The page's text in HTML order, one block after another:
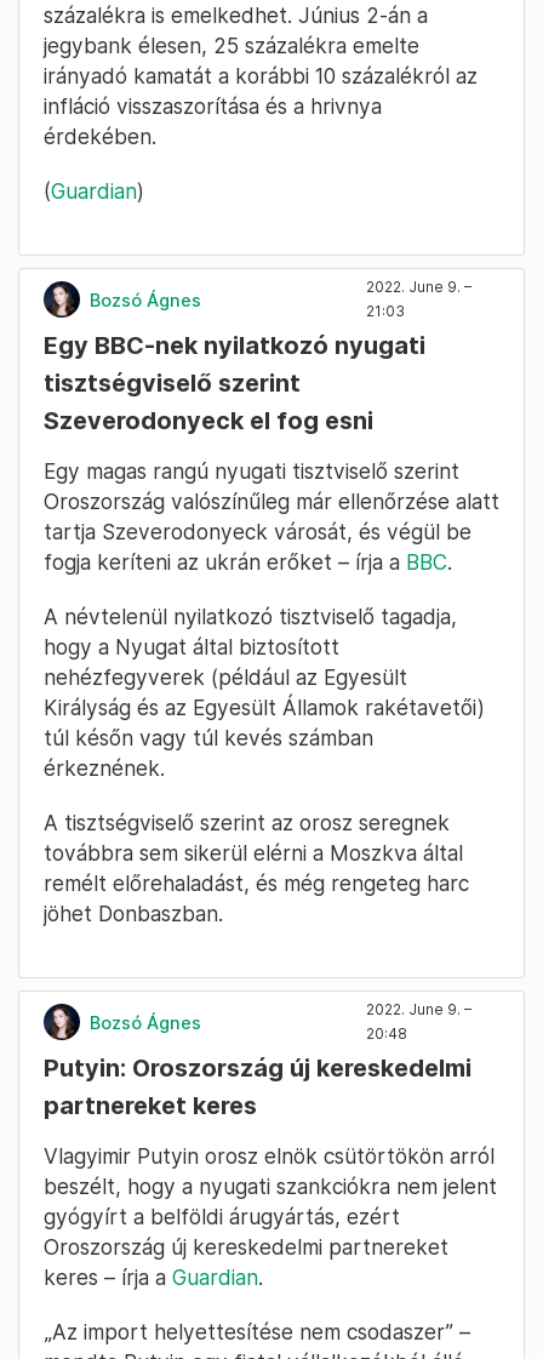
százalékra is emelkedhet. Június 2-án a
jegybank élesen, 25 százalékra emelte
irányadó kamatát a korábbi 10 százalékról az
infláció visszaszorítása és a hrivnya
érdekében.
(Guardian)
Bozsó Ágnes
2022. June 9. –
21:03
Egy BBC-nek nyilatkozó nyugati
tisztségviselő szerint
Szeverodonyeck el fog esni
Egy magas rangú nyugati tisztviselő szerint
Oroszország valószínűleg már ellenőrzése alatt
tartja Szeverodonyeck városát, és végül be
fogja keríteni az ukrán erőket – írja a BBC.
A névtelenül nyilatkozó tisztviselő tagadja,
hogy a Nyugat által biztosított
nehézfegyverek (például az Egyesült
Királyság és az Egyesült Államok rakétavetői)
túl későn vagy túl kevés számban
érkeznének.
A tisztségviselő szerint az orosz seregnek
továbbra sem sikerül elérni a Moszkva által
remélt előrehaladást, és még rengeteg harc
jöhet Donbaszban.
Bozsó Ágnes
2022. June 9. –
20:48
Putyin: Oroszország új kereskedelmi
partnereket keres
Vlagyimir Putyin orosz elnök csütörtökön arról
beszélt, hogy a nyugati szankciókra nem jelent
gyógyírt a belföldi árugyártás, ezért
Oroszország új kereskedelmi partnereket
keres – írja a Guardian.
„Az import helyettesítése nem csodaszer” –